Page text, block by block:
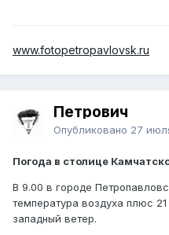
www.fotopetropavlovsk.ru
Петрович
Опубликовано 27
Погода в столице
В 9.00 в городе
температура воздуха плюс
западный ветер.